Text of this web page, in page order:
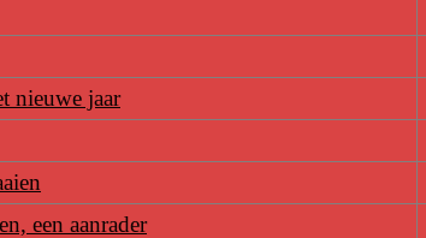
nieuwe jaar
een aanrader